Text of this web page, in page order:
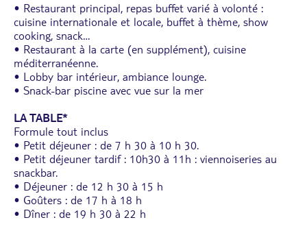
• Restaurant principal, repas buffet varié à volonté :
cuisine internationale et locale, buffet à thème, show
cooking, snack…
• Restaurant à la carte (en supplément), cuisine
méditerranéenne.
• Lobby bar intérieur, ambiance lounge.
• Snack-bar piscine avec vue sur la mer
LA TABLE*
Formule tout inclus
• Petit déjeuner : de 7 h 30 à 10 h 30.
• Petit déjeuner tardif : 10h30 à 11h : viennoiseries au
snackbar.
• Déjeuner : de 12 h 30 à 15 h
• Goûters : de 17 h à 18 h
• Dîner : de 19 h 30 à 22 h